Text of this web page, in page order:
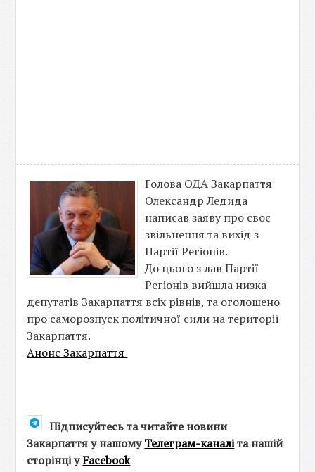
Голова ОДА Закарпаття
Олександр Ледида
написав заяву про своє
звільнення та вихід з
Партії Регіонів.
До цього з лав Партії
Регіонів вийшла низка
депутатів Закарпаття всіх рівнів, та оголошено
про саморозпуск політичної сили на території
Закарпаття.
Анонс Закарпаття
Підписуйтесь та читайте новини
Закарпаття у нашомуТелеграм-каналіта нашій
сторінці уFacebook